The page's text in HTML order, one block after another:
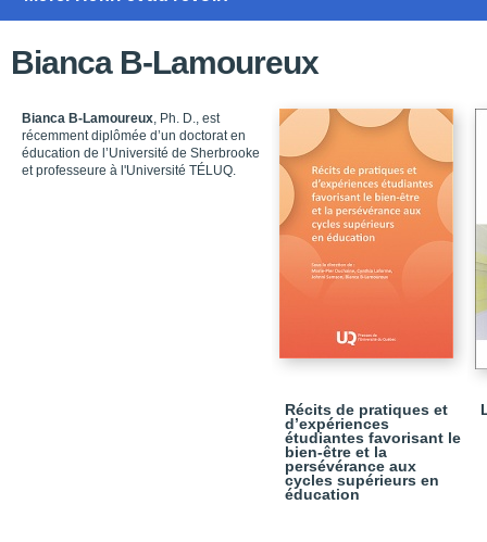
Bianca B-Lamoureux
Bianca B-Lamoureux, Ph. D., est
récemment diplômée d’un doctorat en
éducation de l’Université de Sherbrooke
et professeure à l'Université TÉLUQ.
Récits de pratiques et
d’expériences
étudiantes favorisant le
bien-être et la
persévérance aux
cycles supérieurs en
éducation